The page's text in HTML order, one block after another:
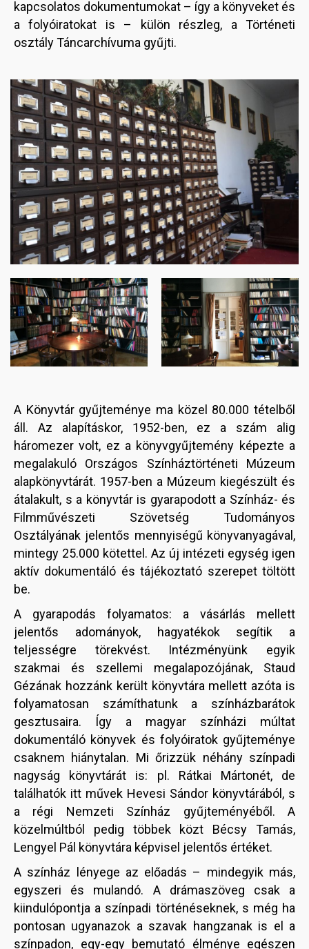
kapcsolatos dokumentumokat – így a könyveket és
a folyóiratokat is – külön részleg, a Történeti
osztály Táncarchívuma gyűjti.
Image
Image Image
A Könyvtár gyűjteménye ma közel 80.000 tételből
áll. Az alapításkor, 1952-ben, ez a szám alig
háromezer volt, ez a könyvgyűjtemény képezte a
megalakuló Országos Színháztörténeti Múzeum
alapkönyvtárát. 1957-ben a Múzeum kiegészült és
átalakult, s a könyvtár is gyarapodott a Színház- és
Filmművészeti Szövetség Tudományos
Osztályának jelentős mennyiségű könyvanyagával,
mintegy 25.000 kötettel. Az új intézeti egység igen
aktív dokumentáló és tájékoztató szerepet töltött
be.
A gyarapodás folyamatos: a vásárlás mellett
jelentős adományok, hagyatékok segítik a
teljességre törekvést. Intézményünk egyik
szakmai és szellemi megalapozójának, Staud
Gézának hozzánk került könyvtára mellett azóta is
folyamatosan számíthatunk a színházbarátok
gesztusaira. Így a magyar színházi múltat
dokumentáló könyvek és folyóiratok gyűjteménye
csaknem hiánytalan. Mi őrizzük néhány színpadi
nagyság könyvtárát is: pl. Rátkai Mártonét, de
találhatók itt művek Hevesi Sándor könyvtárából, s
a régi Nemzeti Színház gyűjteményéből. A
közelmúltból pedig többek közt Bécsy Tamás,
Lengyel Pál könyvtára képvisel jelentős értéket.
A színház lényege az előadás – mindegyik más,
egyszeri és mulandó. A drámaszöveg csak a
kiindulópontja a színpadi történéseknek, s még ha
pontosan ugyanazok a szavak hangzanak is el a
színpadon, egy-egy bemutató élménye egészen